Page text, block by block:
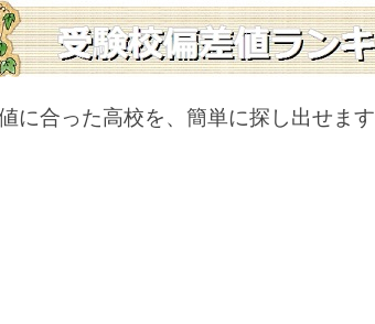
に合った高校を、簡単に探し出せます